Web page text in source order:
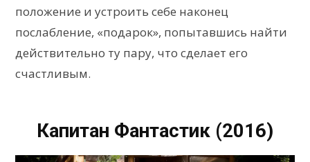
положение и устроить себе наконец
послабление, «подарок», попытавшись найти
действительно ту пару, что сделает его
счастливым.
Капитан Фантастик (2016)